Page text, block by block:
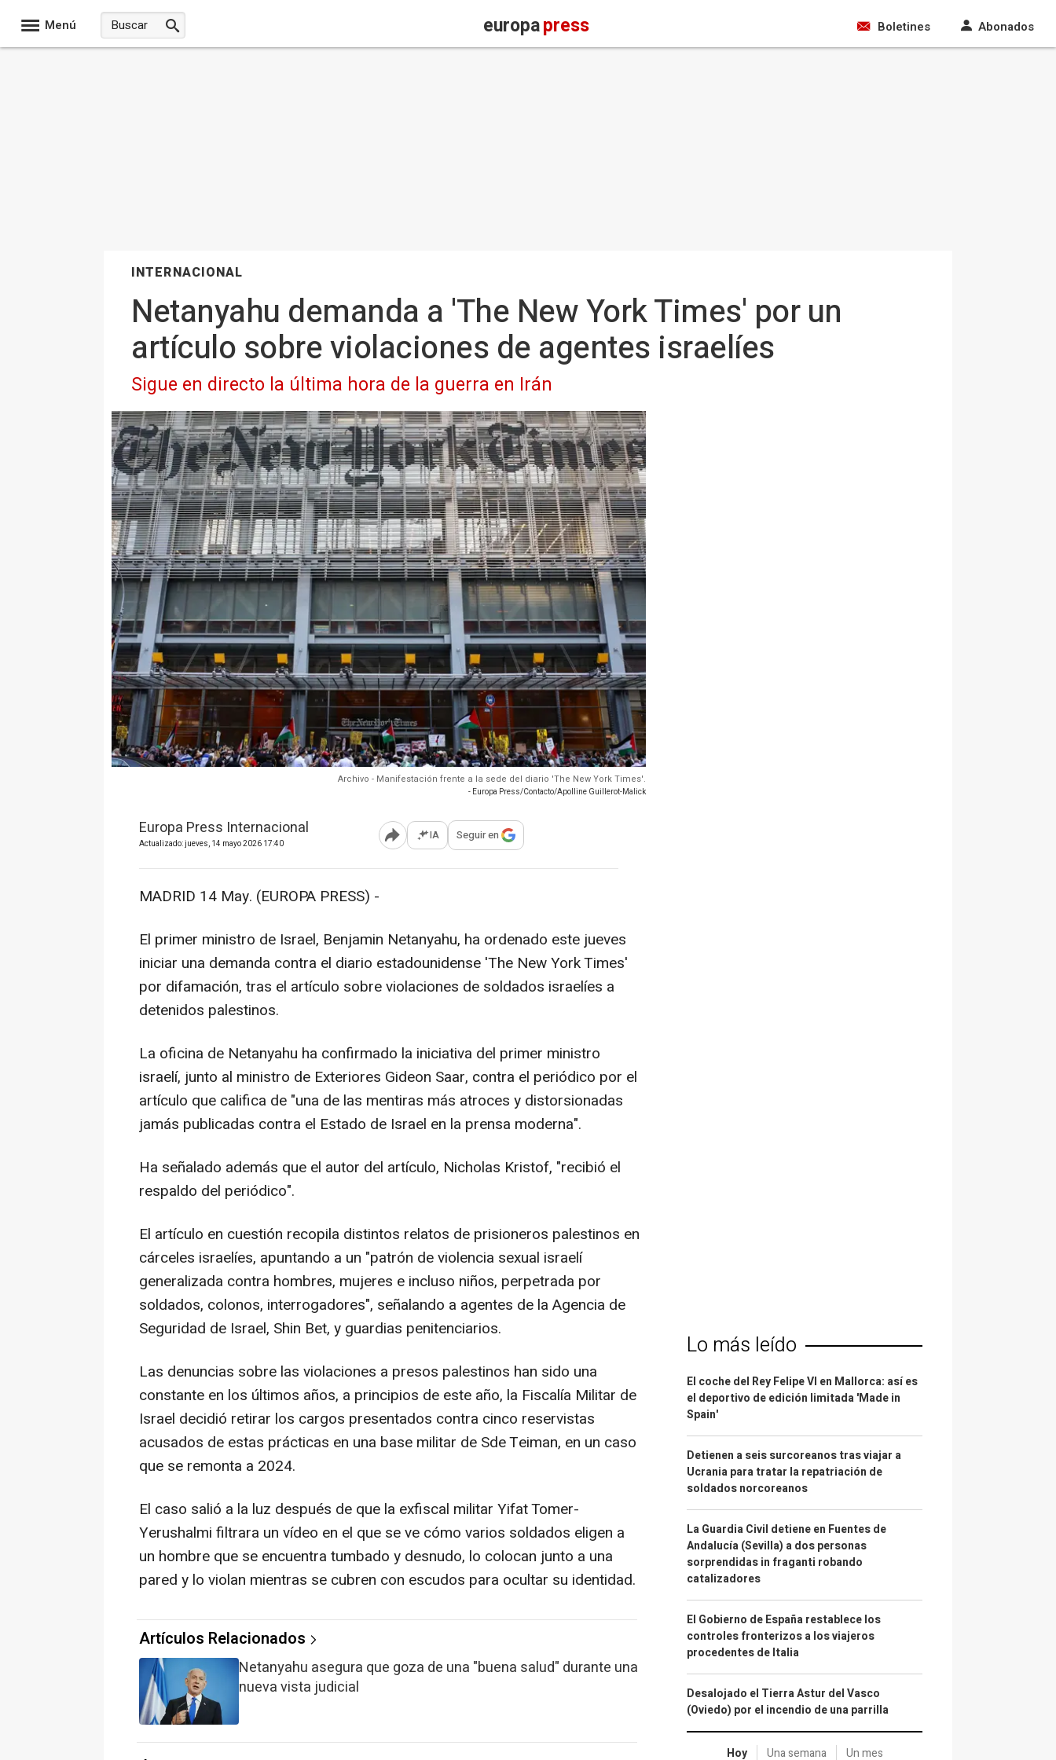
Menú europapress Boletines Abonados
INTERNACIONAL
Netanyahu demanda a 'The New York Times' por un
artículo sobre violaciones de agentes israelíes
Sigue en directo la última hora de la guerra en Irán
Archivo - Manifestación frente a la sede del diario 'The New York Times'.
- Europa Press/Contacto/Apolline Guillerot-Malick
Europa Press Internacional
Actualizado: jueves, 14 mayo 2026 17:40 Abrir opciones para compartir
IA Seguir en
MADRID 14 May. (EUROPA PRESS) -
El primer ministro de Israel, Benjamin Netanyahu, ha ordenado este jueves
iniciar una demanda contra el diario estadounidense 'The New York Times'
por difamación, tras el artículo sobre violaciones de soldados israelíes a
detenidos palestinos.
La oficina de Netanyahu ha confirmado la iniciativa del primer ministro
israelí, junto al ministro de Exteriores Gideon Saar, contra el periódico por el
artículo que califica de "una de las mentiras más atroces y distorsionadas
jamás publicadas contra el Estado de Israel en la prensa moderna".
Ha señalado además que el autor del artículo, Nicholas Kristof, "recibió el
respaldo del periódico".
El artículo en cuestión recopila distintos relatos de prisioneros palestinos en
cárceles israelíes, apuntando a un "patrón de violencia sexual israelí
generalizada contra hombres, mujeres e incluso niños, perpetrada por
soldados, colonos, interrogadores", señalando a agentes de la Agencia de
Seguridad de Israel, Shin Bet, y guardias penitenciarios.
Las denuncias sobre las violaciones a presos palestinos han sido una
constante en los últimos años, a principios de este año, la Fiscalía Militar de
Israel decidió retirar los cargos presentados contra cinco reservistas
acusados de estas prácticas en una base militar de Sde Teiman, en un caso
que se remonta a 2024.
El caso salió a la luz después de que la exfiscal militar Yifat Tomer-
Yerushalmi filtrara un vídeo en el que se ve cómo varios soldados eligen a
un hombre que se encuentra tumbado y desnudo, lo colocan junto a una
pared y lo violan mientras se cubren con escudos para ocultar su identidad.
Artículos Relacionados
Netanyahu asegura que goza de una "buena salud" durante una
nueva vista judicial
Lo más leído
El coche del Rey Felipe VI en Mallorca: así es
el deportivo de edición limitada 'Made in
Spain'
Detienen a seis surcoreanos tras viajar a
Ucrania para tratar la repatriación de
soldados norcoreanos
La Guardia Civil detiene en Fuentes de
Andalucía (Sevilla) a dos personas
sorprendidas in fraganti robando
catalizadores
El Gobierno de España restablece los
controles fronterizos a los viajeros
procedentes de Italia
Desalojado el Tierra Astur del Vasco
(Oviedo) por el incendio de una parrilla
Hoy Una semana Un mes